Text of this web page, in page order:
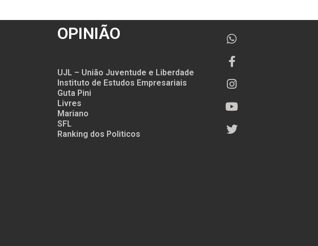
OPINIÃO
UJL – União Juventude e Liberdade
Instituto de Estudos Empresariais
Guta Pini
Livres
Mariano
SFL
Ranking dos Politicos